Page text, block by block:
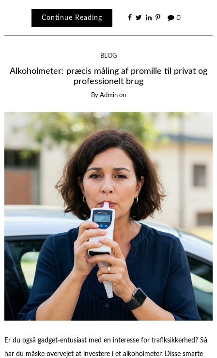
Continue Reading 0
BLOG
Alkoholmeter: præcis måling af promille til privat og
professionelt brug
By Admin on
Er du også gadget-entusiast med en interesse for trafiksikkerhed? Så
har du måske overvejet at investere i et alkoholmeter. Disse smarte